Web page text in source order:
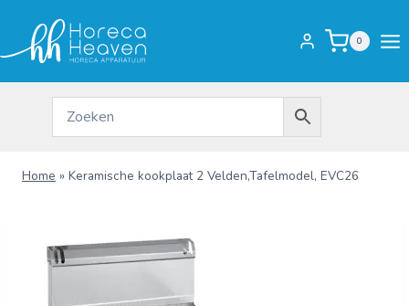
inhoud
0
Home » Keramische kookplaat 2 Velden,Tafelmodel, EVC26